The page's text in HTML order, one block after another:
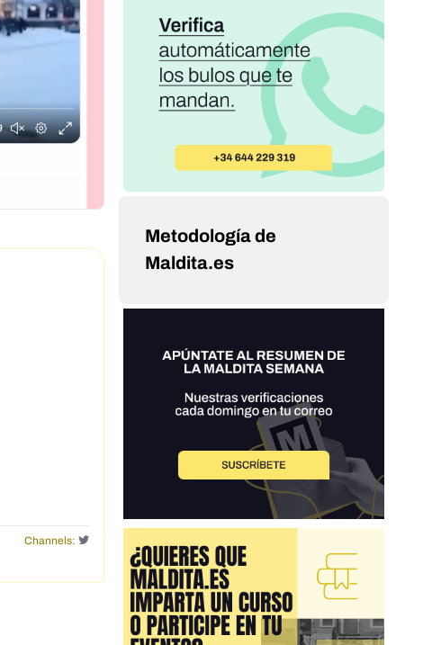
Channels:
Metodología de
Maldita.es